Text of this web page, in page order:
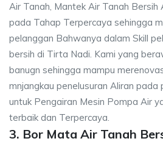
Air Tanah, Mantek Air Tanah
pada Tahap Terpercaya sehingga
pelanggan Bahwanya dalam Skill
bersih di Tirta Nadi. Kami yang
banugn sehingga mampu
mnjangkau penelusuran Aliran
untuk Pengairan Mesin Pompa Air
terbaik dan Terpercaya.
3. Bor Mata Air Tanah